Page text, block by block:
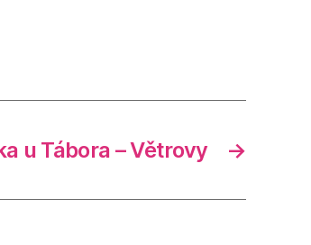
→
u Tábora – Větrovy